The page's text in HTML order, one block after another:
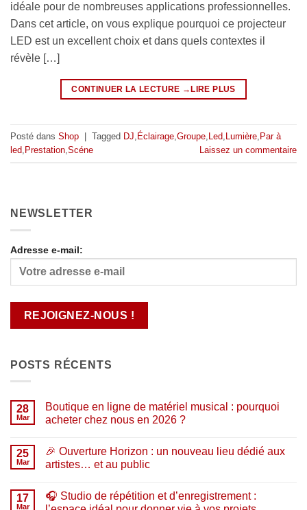
idéale pour de nombreuses applications professionnelles.
Dans cet article, on vous explique pourquoi ce projecteur
LED est un excellent choix et dans quels contextes il
révèle […]
CONTINUER LA LECTURE →
Posté dans Shop Tagged DJ Éclairage Groupe Led Lumière Par à
led Prestation Scéne Laissez un commentaire
NEWSLETTER
Adresse e-mail:
POSTS RÉCENTS
28
Mar
Boutique en ligne de matériel musical : pourquoi
acheter chez nous en 2026 ?
sur
Boutique
en
matériel
musical
25
Mar
🎉 Ouverture Horizon : un nouveau lieu dédié aux
artistes… et au public
sur
🎉
17
Mar
🎧 Studio de répétition et d’enregistrement :